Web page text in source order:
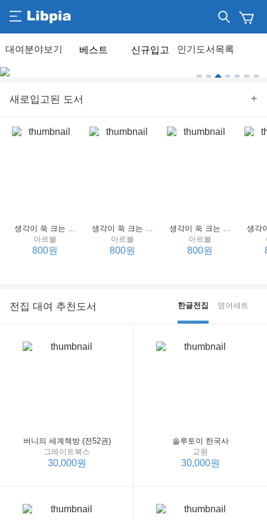
베스트 신규입고
새로입고된 도서 +
생각이 쑥 크는 세계 명작 4 : 언어 편
아르볼
800원
생각이 쑥 크는 세계 명작 3 : 언어 편
아르볼
800원
생각이 쑥 크는 세계 명작 2 : 언어 편
아르볼
800원
전집 대여 추천도서 한글전집 영어세트
버니의 세계책방 (전52권)
그레이트북스
30,000원
솔루토이 한국사
교원
30,000원